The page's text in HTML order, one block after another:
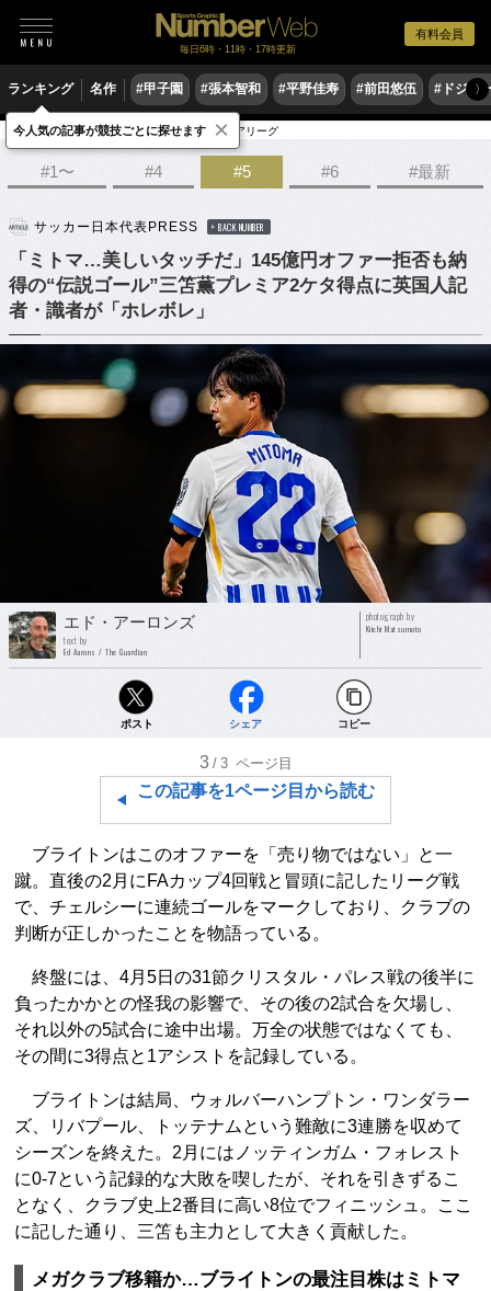
有料会員
毎日6時・11時・17時更新
ランキング 名作 #甲子園 #張本智和 #平野佳寿 #前田悠伍 #ドジャ
〉
サッカー サッカー日本代表 プレミアリーグ
#1〜 #4 #5 #6 #最新
サッカー日本代表PRESS BACK NUMBER
「ミトマ…美しいタッチだ」145億円オファー拒否も納
得の“伝説ゴール”三笘薫プレミア2ケタ得点に英国人記
者・識者が「ホレボレ」
エド・アーロンズ
text by
Ed Aarons / The Guardian
photograph by
Kiichi Matsumoto
ポスト シェア コピー
3 /3 ページ目
この記事を1ページ目から読む
ブライトンはこのオファーを「売り物ではない」と一
蹴。直後の2月にFAカップ4回戦と冒頭に記したリーグ戦
で、チェルシーに連続ゴールをマークしており、クラブの
判断が正しかったことを物語っている。
終盤には、4月5日の31節クリスタル・パレス戦の後半に
負ったかかとの怪我の影響で、その後の2試合を欠場し、
それ以外の5試合に途中出場。万全の状態ではなくても、
その間に3得点と1アシストを記録している。
ブライトンは結局、ウォルバーハンプトン・ワンダラー
ズ、リバプール、トッテナムという難敵に3連勝を収めて
シーズンを終えた。2月にはノッティンガム・フォレスト
に0-7という記録的な大敗を喫したが、それを引きずるこ
となく、クラブ史上2番目に高い8位でフィニッシュ。ここ
に記した通り、三笘も主力として大きく貢献した。
メガクラブ移籍か…ブライトンの最注目株はミトマ
今人気の記事が競技ごとに探せます ×